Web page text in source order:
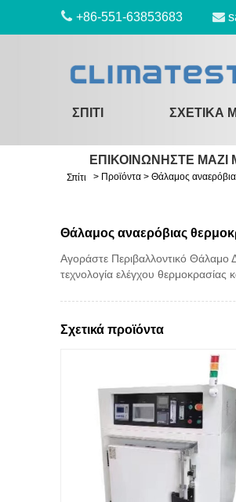
+86-551-63853683
ΣΠΊΤΙ ΣΧΕΤΙΚΆ
ΕΠΙΚΟΙΝΩΝΉΣΤΕ ΜΑΖΊ
Σπίτι > Προϊόντα > Θάλαμος
Θάλαμος αναερόβιας
Αγοράστε Περιβαλλοντικό
τεχνολογία ελέγχου
Σχετικά προϊόντα